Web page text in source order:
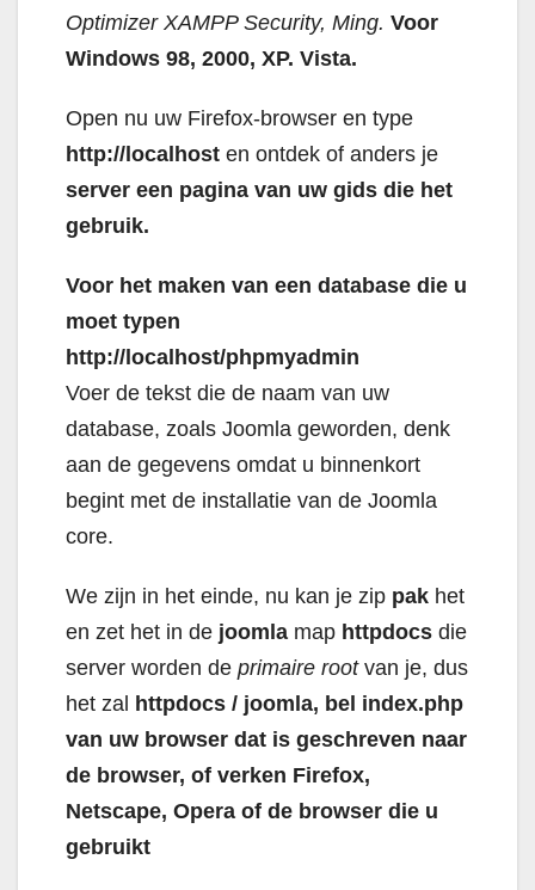
Optimizer XAMPP Security, Ming. Voor
Windows 98, 2000, XP. Vista.
Open nu uw Firefox-browser en type
http://localhost en ontdek of anders je
server een pagina van uw gids die het
gebruik.
Voor het maken van een database die u
moet typen
http://localhost/phpmyadmin
Voer de tekst die de naam van uw
database, zoals Joomla geworden, denk
aan de gegevens omdat u binnenkort
begint met de installatie van de Joomla
core.
We zijn in het einde, nu kan je zip pak het
en zet het in de joomla map httpdocs die
server worden de primaire rootvan je, dus
het zal httpdocs / joomla, bel index.php
van uw browser dat is geschreven naar
de browser, of verken Firefox,
Netscape, Opera of de browser die u
gebruikt